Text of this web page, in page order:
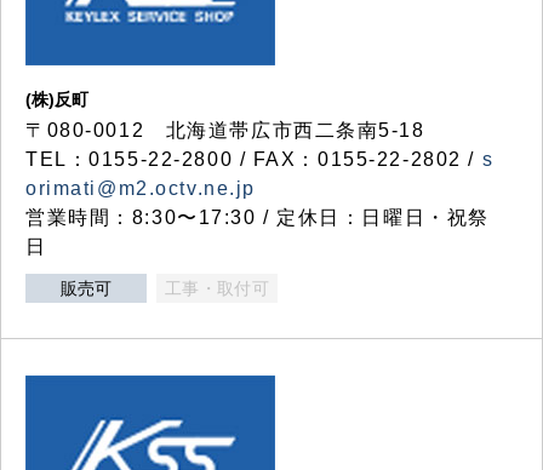
(株)反町
〒080-0012 北海道帯広市西二条南5-18
TEL：0155-22-2800 / FAX：0155-22-2802 / s
orimati@m2.octv.ne.jp
営業時間：8:30〜17:30 / 定休日：日曜日・祝祭
日
販売可 工事・取付可